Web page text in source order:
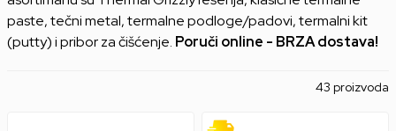
paste, tečni metal, termalne podloge/padovi, termalni kit
(putty) i pribor za čišćenje. Poruči online - BRZA dostava!
43 proizvoda